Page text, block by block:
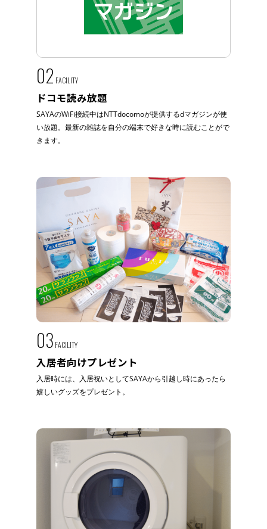
02 FACILITY
ドコモ読み放題
SAYAのWiFi接続中はNTTdocomoが提供するdマガジンが使
い放題。最新の雑誌を自分の端末で好きな時に読むことがで
きます。
03 FACILITY
入居者向けプレゼント
入居時には、入居祝いとしてSAYAから引越し時にあったら
嬉しいグッズをプレゼント。